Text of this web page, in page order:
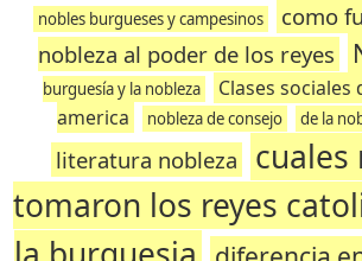
nobles burgueses y campesinos
como
nobleza al poder de los reyes
burguesía y la nobleza
Clases sociales
america
nobleza de consejo de la
literatura nobleza
cuales
tomaron los reyes